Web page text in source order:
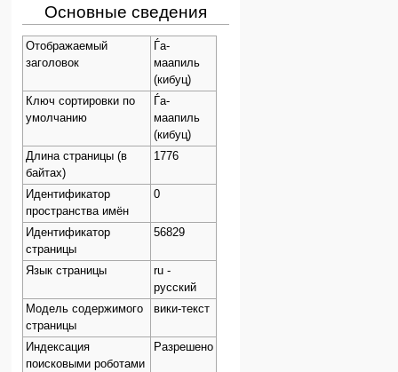
навигации
поиску
Основные сведения
Отображаемый
заголовок
Ѓа-
маапиль
(кибуц)
Ключ сортировки по
умолчанию
Ѓа-
маапиль
(кибуц)
Длина страницы (в
байтах)
1776
Идентификатор
пространства имён
0
Идентификатор
страницы
56829
Язык страницы
ru -
русский
Модель содержимого
страницы
вики-текст
Индексация
поисковыми роботами
Разрешено